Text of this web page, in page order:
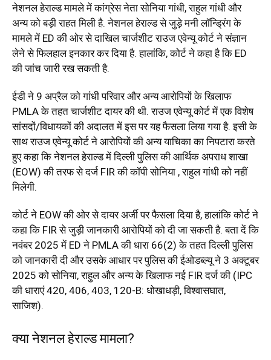
नेशनल हेराल्ड मामले में कांग्रेस नेता सोनिया गांधी, राहुल गांधी और
अन्य को बड़ी राहत मिली है. नेशनल हेराल्ड से जुड़े मनी लॉन्ड्रिंग के
मामले में ED की ओर से दाखिल चार्जशीट राउज एवेन्यू कोर्ट ने संज्ञान
लेने से फिलहाल इनकार कर दिया है. हालांकि, कोर्ट ने कहा है कि ED
की जांच जारी रख सकती है.
ईडी ने 9 अप्रैल को गांधी परिवार और अन्य आरोपियों के खिलाफ
PMLA के तहत चार्जशीट दायर की थी. राउज एवेन्यू कोर्ट में एक विशेष
सांसदों/विधायकों की अदालत में इस पर यह फैसला लिया गया है. इसी के
साथ राउज एवेन्यू कोर्ट ने आरोपियों की अन्य याचिका का निपटारा करते
हुए कहा कि नेशनल हेराल्ड में दिल्ली पुलिस की आर्थिक अपराध शाखा
(EOW) की तरफ से दर्ज FIR की कॉपी सोनिया , राहुल गांधी को नहीं
मिलेगी.
कोर्ट ने EOW की ओर से दायर अर्जी पर फैसला दिया है, हालांकि कोर्ट ने
कहा कि FIR से जुड़ी जानकारी आरोपियों को दी जा सकती है. बता दें कि
नवंबर 2025 में ED ने PMLA की धारा 66(2) के तहत दिल्ली पुलिस
को जानकारी दी और उसके आधार पर पुलिस की ईओडब्ल्यू ने 3 अक्टूबर
2025 को सोनिया, राहुल और अन्य के खिलाफ नई FIR दर्ज की (IPC
की धाराएं 420, 406, 403, 120-B: धोखाधड़ी, विश्वासघात,
साजिश).
क्या नेशनल हेराल्ड मामला?